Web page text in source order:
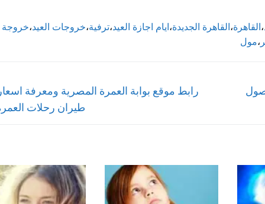
،القاهرة،القاهرة الجديدة،ايام اجازة العيد،ترفية،خروجات العيد،خروجة
،مول
2023 بعد وصول
Next
رابط موقع بوابة العمرة المصرية ومعرفة
طيران رحلات العمرة